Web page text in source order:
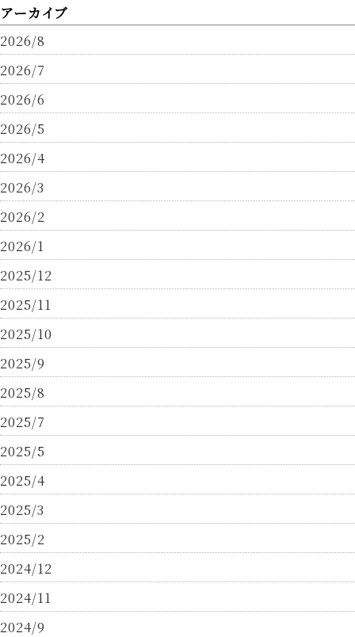
アーカイブ
2026/8
2026/7
2026/6
2026/5
2026/4
2026/3
2026/2
2026/1
2025/12
2025/11
2025/10
2025/9
2025/8
2025/7
2025/5
2025/4
2025/3
2025/2
2024/12
2024/11
2024/9